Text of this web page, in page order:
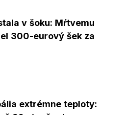
v šoku: Mŕtvemu
300-eurový šek za
extrémne teploty: